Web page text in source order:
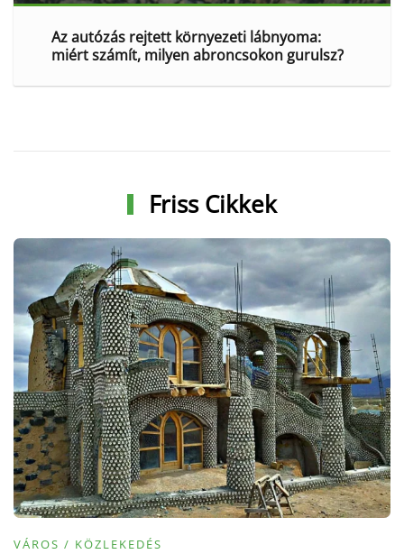
Az autózás rejtett környezeti lábnyoma:
miért számít, milyen abroncsokon gurulsz?
Friss Cikkek
VÁROS / KÖZLEKEDÉS